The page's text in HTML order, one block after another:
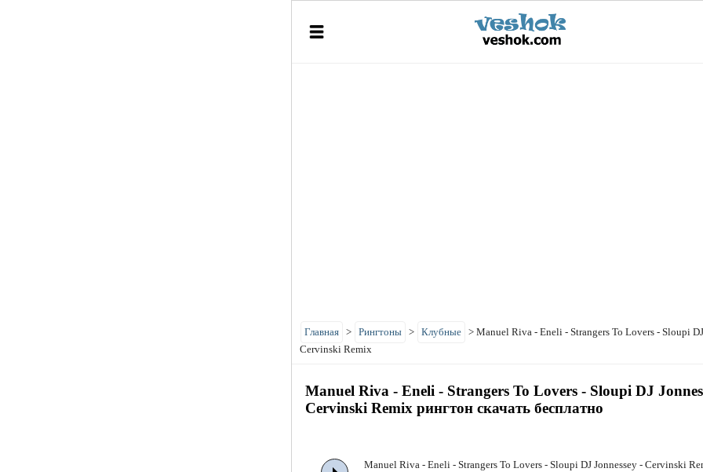
Главная > Рингтоны > Клубные > Manuel Riva - Eneli - Strangers To Lovers - Sloupi
Cervinski Remix
Manuel Riva - Eneli - Strangers To Lovers - Sloupi DJ
Cervinski Remix рингтон скачать бесплатно
Manuel Riva - Eneli - Strangers To Lovers - Sloupi DJ Jonnessey - Cervinski